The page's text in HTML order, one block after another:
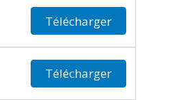
Télécharger
Télécharger